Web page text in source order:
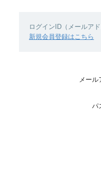
ログインID（メールア
新規会員登録はこちら
メール
パ